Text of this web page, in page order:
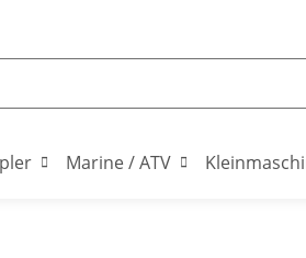
Marine / ATV